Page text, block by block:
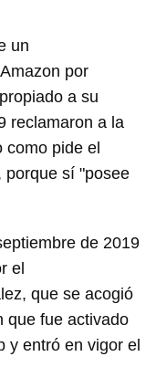
un
por
a su
reclamaron a la
pide el
porque sí "posee
de 2019
el
que se acogió
que fue activado
y entró en vigor el